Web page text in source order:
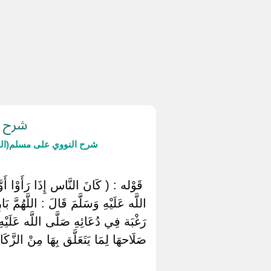
شرح
شرح النووي على
‏قَوْله : ( كَانَ النَّاس إِذَا
اللَّه عَلَيْهِ وَسَلَّمَ قَالَ : اللَّهُمَّ
رَغْبَة فِي دُعَائِهِ صَلَّى اللَّه
صَلَاحهَا لِمَا يَتَعَلَّق بِهَا مِنْ